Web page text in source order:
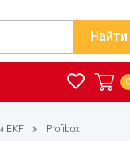
Найти
EKF Profibox